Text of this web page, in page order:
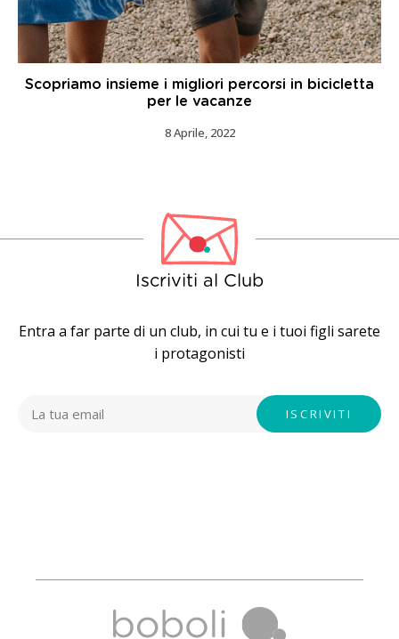
Scopriamo insieme i migliori percorsi in bicicletta
per le vacanze
8 Aprile, 2022
Iscriviti al Club
Entra a far parte di un club, in cui tu e i tuoi figli sarete
i protagonisti